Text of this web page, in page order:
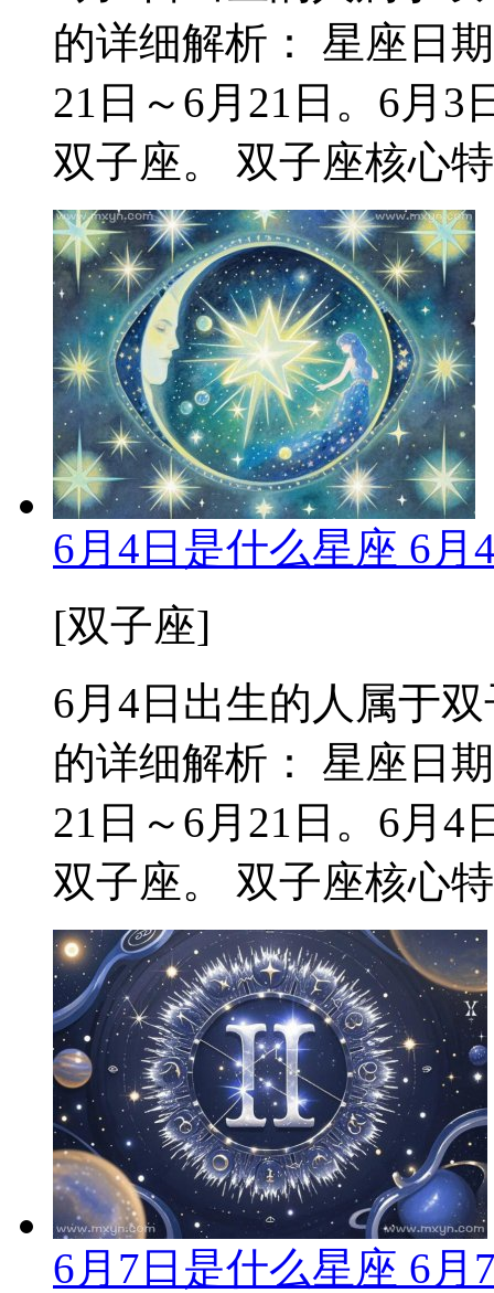
的详细解析： 星座日
21日～6月21日。6月3
双子座。 双子座核心
6月4日是什么星座 6
[双子座]
6月4日出生的人属于
的详细解析： 星座日
21日～6月21日。6月4
双子座。 双子座核心
6月7日是什么星座 6